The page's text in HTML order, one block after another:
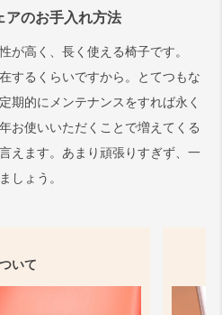
アのお手入れ方法
が高く、長く使える椅子です。
するくらいですから。とてつもな
期的にメンテナンスをすれば永く
お使いいただくことで増えてくる
えます。あまり頑張りすぎず、一
しょう。
いて